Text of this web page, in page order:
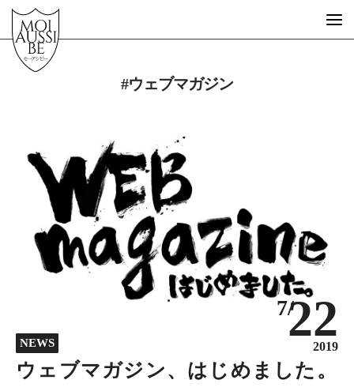
GUEST ARTIST
FREE SCHOOL
STORE
MESSAGE
DESIGN
NEWS
#ウェブマガジン
NEWS
7/22
2019
ウェブマガジン、はじめました。